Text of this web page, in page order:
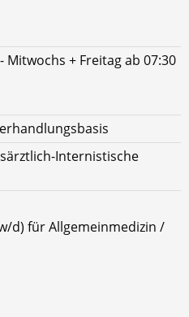
+ Freitag ab 07:30
Internistische
d) für Allgemeinmedizin /